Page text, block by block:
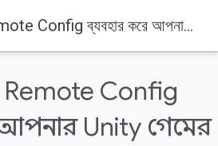
Firebase Remote Config ব্যবহার করে আপনার Unity গেমের জন্য A/B পরীক্ষা বাস্তবায়ন করুন
Remote Config
Unity গেমের